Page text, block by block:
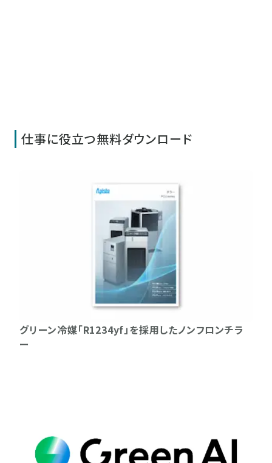
仕事に役立つ無料ダウンロード
グリーン冷媒「R1234yf」を採用したノンフロンチラ
ー